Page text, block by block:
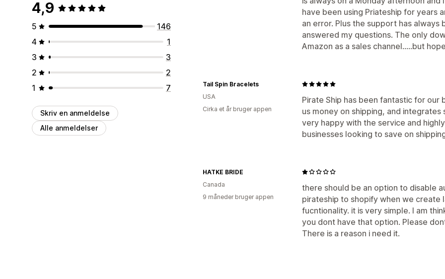
4,9
5
146
4
1
3
3
2
2
1
7
Skriv en anmeldelse
Alle anmeldelser
have been using Priateship for years
an error. Plus the support has
answered my questions. The only
Amazon as a sales channel.....but
Pirate Ship has been fantastic for our
us money on shipping, and
very happy with the service and
businesses looking to save on
Tail Spin Bracelets
USA
Cirka et år bruger appen
there should be an option to disable
pirateship to shopify when we create
fucntionality. it is very simple. I am
you dont have that option. Please
There is a reason i need it.
HATKE BRIDE
Canada
9 måneder bruger appen